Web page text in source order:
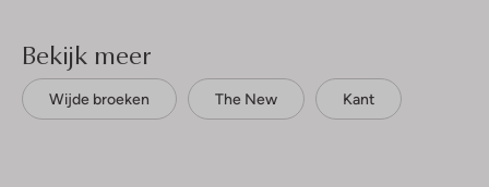
Bekijk meer
Wijde broeken The New Kant